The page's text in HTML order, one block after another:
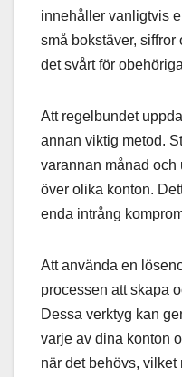
innehåller vanligtvis
små bokstäver,
det svårt för
Att regelbundet
annan viktig metod.
varannan månad och
över olika konton.
enda intrång
Att använda en
processen att skapa
Dessa verktyg kan
varje av dina konton
när det behövs, vilket